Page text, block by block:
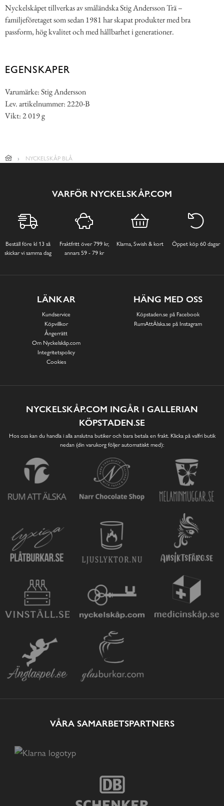
Nyckelskåpet tillverkas av småländska Stig Andersson Trä –
familjeföretaget som sedan 1981 har skapat produkter med bra
passform, hög kvalitet och med hållbarhet i generationer.
EGENSKAPER
Varumärke: Stig Andersson
Lev. artikelnummer: 2220-B
Vikt: 2 019 g
NYCKELSKÅP BLÅ
VARFÖR NYCKELSKÅP.COM
Beställ före kl 13 så
skickar vi samma dag
Fraktfritt över 799 kr,
annars 59 - 79 kr
Klarna, Swish & kort Öppet köp 60 dagar
LÄNKAR
Kundservice
Köpvillkor
Ångerrätt
Om Nyckelskåp.com
Integritetspolicy
Cookies
HÄNG MED OSS
Köpstaden.se på Facebook
RumAttÄlska.se på Instagram
NYCKELSKÅP.COM INGÅR I GALLERIAN
KÖPSTADEN.SE
Hos oss kan du handla i alla anslutna butiker och bara betala en frakt. Klicka på valfri butik
nedan (din varukorg följer automatiskt med):
VÅRA SAMARBETSPARTNERS